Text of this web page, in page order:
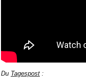
Du Tagespost :